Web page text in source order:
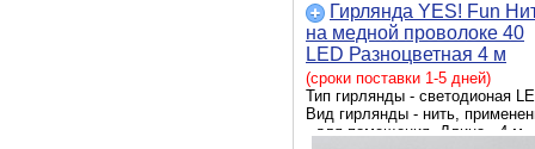
Гирлянда YES! Fun
на медной проволоке 40
LED Разноцветная 4 м
Статичная На батарейках
(975029)
(сроки поставки 1-5 дней)
Тип гирлянды - светодионая
Вид гирлянды - нить,
- для помещения, Длина - 4 м